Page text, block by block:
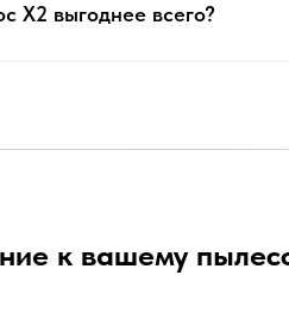
X2 выгоднее всего?
к вашему